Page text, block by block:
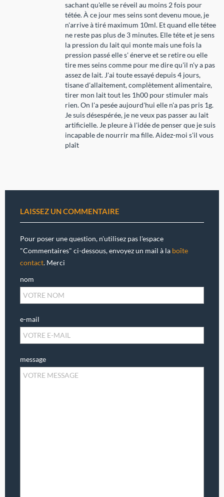
sachant qu'elle se réveil au moins 2 fois pour
tétée. À ce jour mes seins sont devenu moue, je
n'arrive à tiré maximum 10ml. Et quand elle tétee
ne reste pas plus de 3 minutes. Elle téte et je sens
la pression du lait qui monte mais une fois la
pression passé elle s' énerve et se retire ou elle
tire mes seins comme pour me dire qu'il n'y a pas
assez de lait. J'ai toute essayé depuis 4 jours,
tisane d'allaitement, complètement alimentaire,
tirer mon lait tout les 1h00 pour stimuler mais
rien. On l'a pesée aujourd'hui elle n'a pas pris 1g.
Je suis désespérée, je ne veux pas passer au lait
artificielle. Je pleure à l'idée de penser que je suis
incapable de nourrir ma fille. Aidez-moi s'il vous
plaît
LAISSEZ UN COMMENTAIRE
Pour poser une question, n'utilisez pas l'espace
"Commentaires" ci-dessous, envoyez un mail à la boîte
contact. Merci
nom
e-mail
message